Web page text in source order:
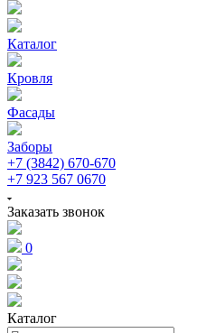
Каталог
Кровля
Фасады
Заборы
+7 (3842) 670-670
+7 923 567 0670
Заказать звонок
0
Каталог